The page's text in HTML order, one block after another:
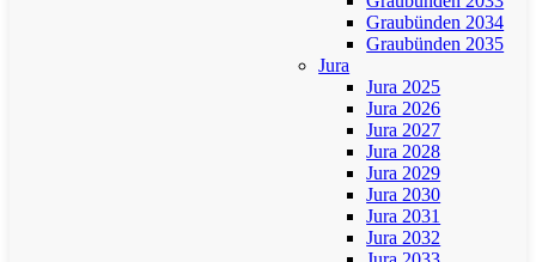
Graubünden 2034
Graubünden 2035
Jura
Jura 2025
Jura 2026
Jura 2027
Jura 2028
Jura 2029
Jura 2030
Jura 2031
Jura 2032